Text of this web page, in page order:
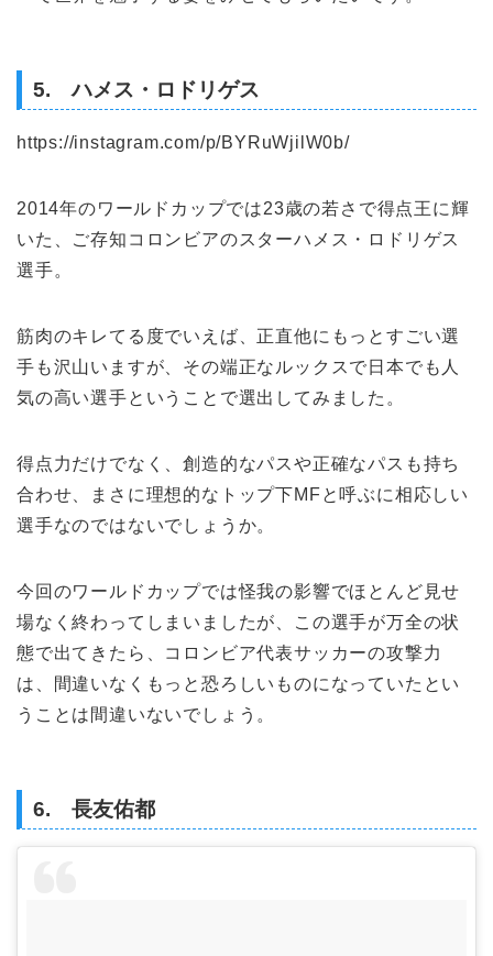
5. ハメス・ロドリゲス
https://instagram.com/p/BYRuWjilW0b/
2014年のワールドカップでは23歳の若さで得点王に輝
いた、ご存知コロンビアのスターハメス・ロドリゲス
選手。
筋肉のキレてる度でいえば、正直他にもっとすごい選
手も沢山いますが、その端正なルックスで日本でも人
気の高い選手ということで選出してみました。
得点力だけでなく、創造的なパスや正確なパスも持ち
合わせ、まさに理想的なトップ下MFと呼ぶに相応しい
選手なのではないでしょうか。
今回のワールドカップでは怪我の影響でほとんど見せ
場なく終わってしまいましたが、この選手が万全の状
態で出てきたら、コロンビア代表サッカーの攻撃力
は、間違いなくもっと恐ろしいものになっていたとい
うことは間違いないでしょう。
6. 長友佑都